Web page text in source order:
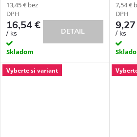
13,45 € bez
DPH
16,54 €
/ ks
Skladom
DETAIL
7,54 €
DPH
/ ks
Vyberte si variant